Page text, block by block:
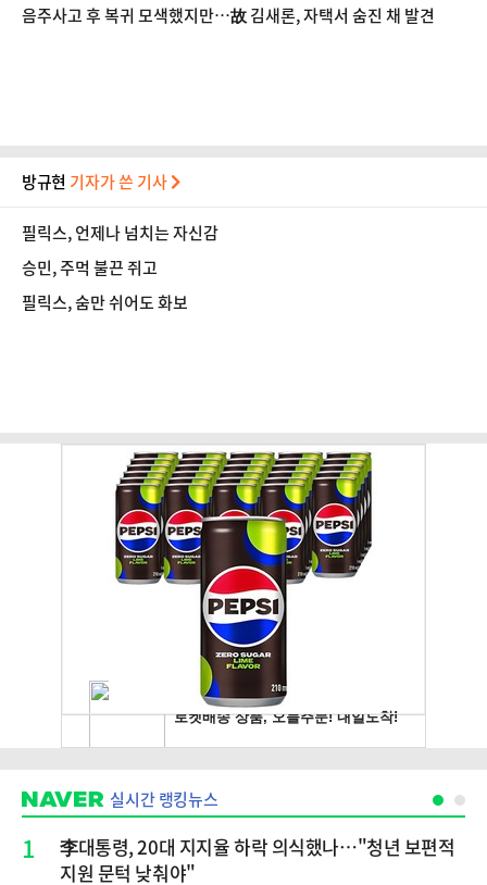
음주사고 후 복귀 모색했지만…故 김새론, 자택서 숨진 채 발견
방규현 기자가 쓴 기사
필릭스, 언제나 넘치는 자신감
승민, 주먹 불끈 쥐고
필릭스, 숨만 쉬어도 화보
실시간 랭킹뉴스
1
李대통령, 20대 지지율 하락 의식했나…"청년 보편적
지원 문턱 낮춰야"